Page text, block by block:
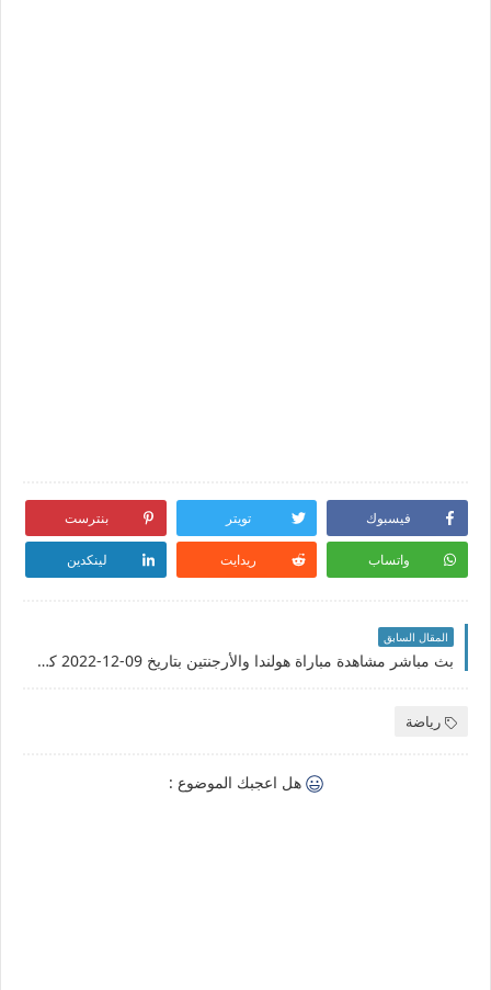
فيسبوك تويتر بنترست
واتساب ريدايت لينكدين
المقال السابق
بث مباشر مشاهدة مباراة هولندا والأرجنتين بتاريخ 09-12-2022 كأس العالم 2022
رياضة
هل اعجبك الموضوع :